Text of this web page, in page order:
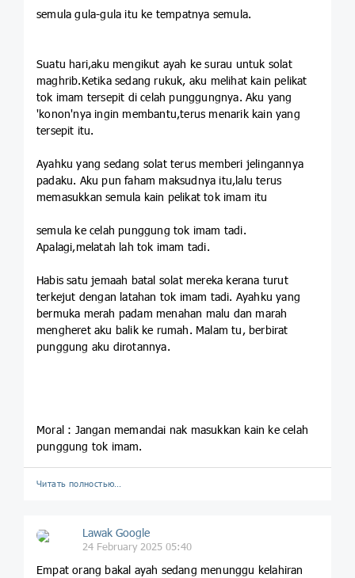
semula gula-gula itu ke tempatnya semula.
Suatu hari,aku mengikut ayah ke surau untuk solat
maghrib.Ketika sedang rukuk, aku melihat kain pelikat
tok imam tersepit di celah punggungnya. Aku yang
'konon'nya ingin membantu,terus menarik kain yang
tersepit itu.
Ayahku yang sedang solat terus memberi jelingannya
padaku. Aku pun faham maksudnya itu,lalu terus
memasukkan semula kain pelikat tok imam itu
semula ke celah punggung tok imam tadi.
Apalagi,melatah lah tok imam tadi.
Habis satu jemaah batal solat mereka kerana turut
terkejut dengan latahan tok imam tadi. Ayahku yang
bermuka merah padam menahan malu dan marah
mengheret aku balik ke rumah. Malam tu, berbirat
punggung aku dirotannya.
Moral : Jangan memandai nak masukkan kain ke celah
punggung tok imam.
Читать полностью…
Lawak Google
24 February 2025 05:40
Empat orang bakal ayah sedang menunggu kelahiran